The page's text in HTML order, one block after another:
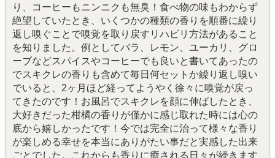
り、コーヒーもニンニクも無臭！食べ物の味もわからず
絶望していたとき、いくつかの種類の香りを順番に繰り
返し嗅ぐことで嗅覚を取り戻すリハビリ方法があること
を知りました。例としてバラ、レモン、ユーカリ、グロ
ーブなどスパイスやコーヒーでも良いと書いてあったの
でスキクレの香りも含めて毎日何セットか繰り返し嗅い
でいると、2ヶ月ほど経ってようやく徐々に嗅覚が戻っ
てきたのです！お風呂でスキクレを顔に伸ばしたとき、
大好きだった柑橘の香りが僅かに感じ取れた時には心の
底から嬉しかったです！今では完全に治って様々な香り
が楽しめる幸せを本当にありがたい事だと実感した出来
ごとでした。これからも香りに癒される日々が続きます